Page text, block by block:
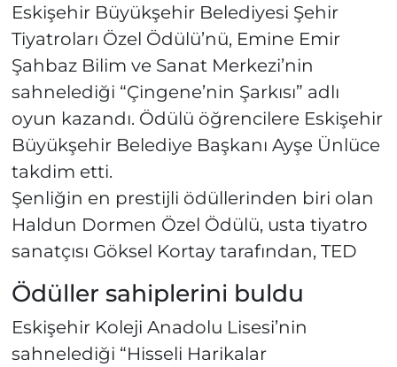
Eskişehir Büyükşehir Belediyesi Şehir
Tiyatroları Özel Ödülü’nü, Emine Emir
Şahbaz Bilim ve Sanat Merkezi’nin
sahnelediği “Çingene’nin Şarkısı” adlı
oyun kazandı. Ödülü öğrencilere Eskişehir
Büyükşehir Belediye Başkanı Ayşe Ünlüce
takdim etti.
Şenliğin en prestijli ödüllerinden biri olan
Haldun Dormen Özel Ödülü, usta tiyatro
sanatçısı Göksel Kortay tarafından, TED
Ödüller sahiplerini buldu
Eskişehir Koleji Anadolu Lisesi’nin
sahnelediği “Hisseli Harikalar